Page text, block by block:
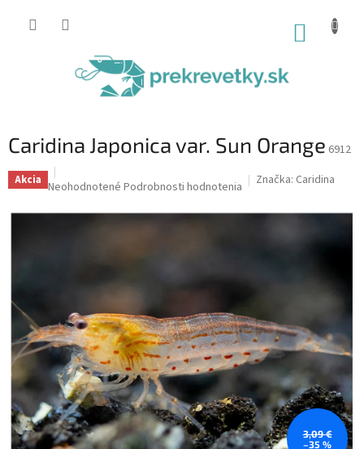
Caridina Japonica var. Sun Orange 6912
Akcia Priemerné
produktu
Neohodnotené Podrobnosti hodnotenia Značka: Caridina
3,09 €
–35 %